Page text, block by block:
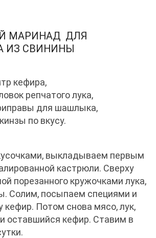
МАРИНАД ДЛЯ
СВИНИНЫ
кефира,
репчатого лука,
для шашлыка,
по вкусу.
выкладываем первым
кастрюли. Сверху
порезанного кружочками лука,
Солим, посыпаем специями и
кефир. Потом снова мясо, лук,
оставшийся кефир. Ставим в